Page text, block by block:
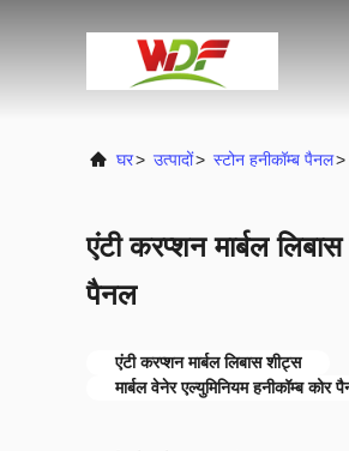
घर> उत्पादों> स्टोन हनीकॉम्ब पैनल>
एंटी करप्शन मार्बल
पैनल
एंटी करप्शन मार्बल लिबास शीट्स
मार्बल वेनेर एल्युमिनियम हनीकॉम्ब कोर